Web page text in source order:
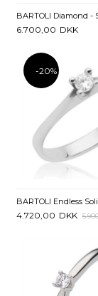
6.700,00 DKK
-20%
4.720,00 DKK